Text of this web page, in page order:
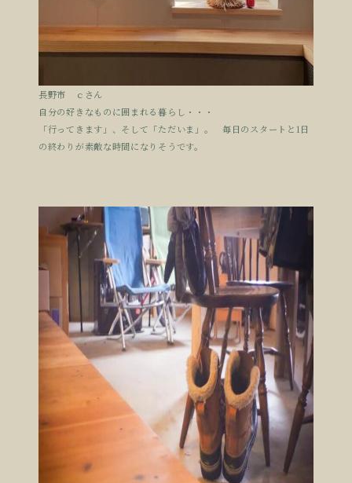
長野市 ｃさん
自分の好きなものに囲まれる暮らし・・・
「行ってきます」、そして「ただいま」。 毎日のスタートと1日
の終わりが素敵な時間になりそうです。